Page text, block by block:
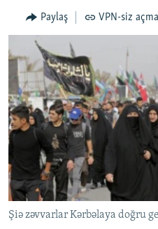
QANUNI DOĞRU
ARAŞDIRMA
MULTIMEDIA
VIDEO
FOTOQALEREYA
İNFOQRAFIKA
KARIKATURA
RADIO ARXIV
OXU ZALI
AZƏRBAYCAN ƏDƏBIYYATI
İSLAM VƏ DEMOKRATIYA
İZ - MƏDƏNIYYƏT PROQRAMI
HAQQIMIZDA
MISSIYAMIZ
PEŞƏ ETIKASI VƏ JURNALISTIKA
MATERIALLARIMIZDAN ISTIFADƏ
AZADLIQRADIOSU MOBIL
BIZI IZLƏ
RFE/RL-in bütün saytları
Paylaş VPN-siz
Şiə zəvvarlar Kərbəlaya doğru